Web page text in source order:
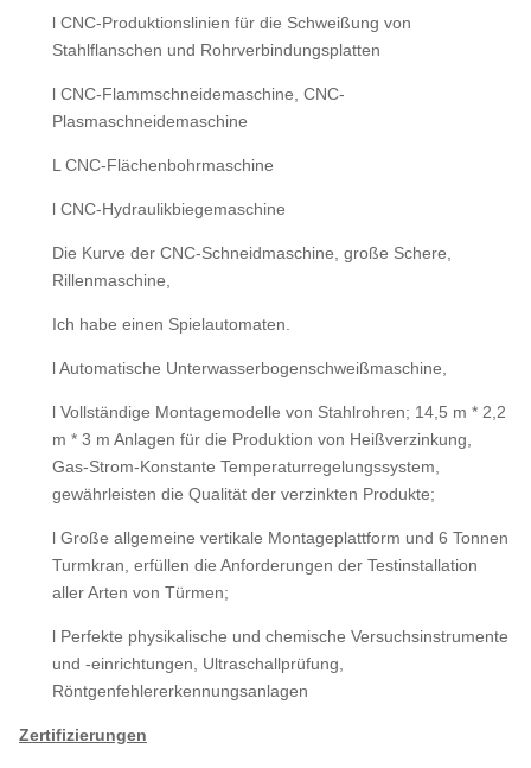
l CNC-Produktionslinien für die Schweißung von
Stahlflanschen und Rohrverbindungsplatten
l CNC-Flammschneidemaschine, CNC-
Plasmaschneidemaschine
L CNC-Flächenbohrmaschine
l CNC-Hydraulikbiegemaschine
Die Kurve der CNC-Schneidmaschine, große Schere,
Rillenmaschine,
Ich habe einen Spielautomaten.
l Automatische Unterwasserbogenschweißmaschine,
l Vollständige Montagemodelle von Stahlrohren; 14,5 m * 2,2
m * 3 m Anlagen für die Produktion von Heißverzinkung,
Gas-Strom-Konstante Temperaturregelungssystem,
gewährleisten die Qualität der verzinkten Produkte;
l Große allgemeine vertikale Montageplattform und 6 Tonnen
Turmkran, erfüllen die Anforderungen der Testinstallation
aller Arten von Türmen;
l Perfekte physikalische und chemische Versuchsinstrumente
und -einrichtungen, Ultraschallprüfung,
Röntgenfehlererkennungsanlagen
Zertifizierungen